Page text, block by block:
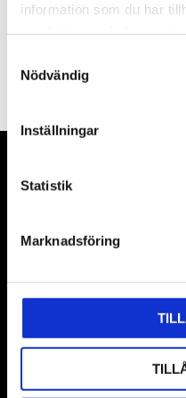
information som du har
Nödvändig
Inställningar
Statistik
Marknadsföring
Dina personuppgifter
& däckmaskiner och
kunden.